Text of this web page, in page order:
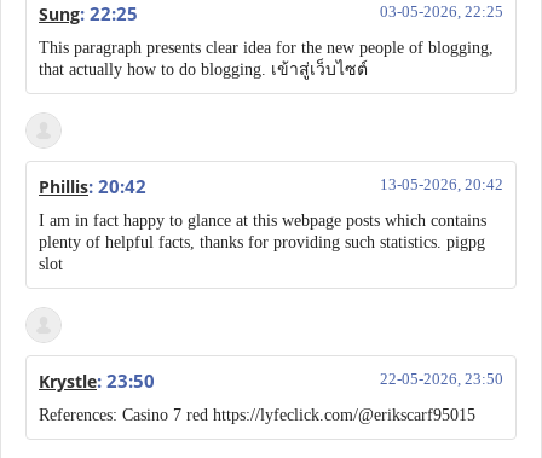
Sung 03-05-2026, 22:25
: 22:25
This paragraph presents clear idea for the new people of blogging,
that actually how to do blogging. เข้าสู่เว็บไซต์
Phillis 13-05-2026, 20:42
: 20:42
I am in fact happy to glance at this webpage posts which contains
plenty of helpful facts, thanks for providing such statistics. pigpg
slot
Krystle 22-05-2026, 23:50
: 23:50
References: Casino 7 red https://lyfeclick.com/@erikscarf95015